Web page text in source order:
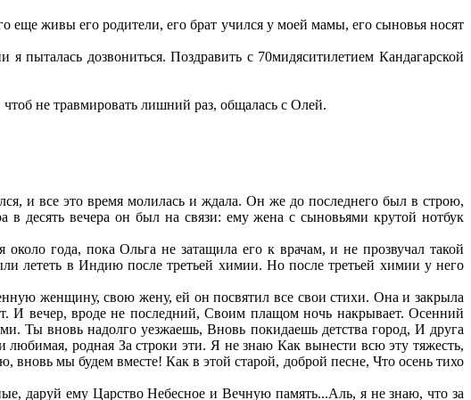
еще живы его родители, его брат учился у моей мамы, его сыновья носят
дозвониться. Поздравить с 70мидяситилетием Кандагарской
не травмировать лишний раз, общалась с Олей.
и все это время молилась и ждала. Он же до последнего был в строю,
десять вечера он был на связи: ему жена с сыновьями крутой нотбук
года, пока Ольга не затащила его к врачам, и не прозвучал такой
лететь в Индию после третьей химии. Но после третьей химии у него
женщину, свою жену, ей он посвятил все свои стихи. Она и закрыла
И вечер, вроде не последний, Своим плащом ночь накрывает. Осенний
Ты вновь надолго уезжаешь, Вновь покидаешь детства город, И друга
любимая, родная За строки эти. Я не знаю Как вынести всю эту тяжесть,
мы будем вместе! Как в этой старой, доброй песне, Что осень тихо
даруй ему Царство Небесное и Вечную память...Аль, я не знаю, что за